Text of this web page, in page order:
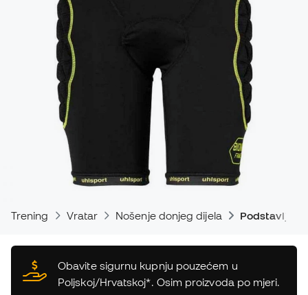
Trening Vratar Nošenje donjeg dijela
Obavite sigurnu kupnju pouzećem u
Poljskoj/Hrvatskoj*. Osim proizvoda po mjeri.